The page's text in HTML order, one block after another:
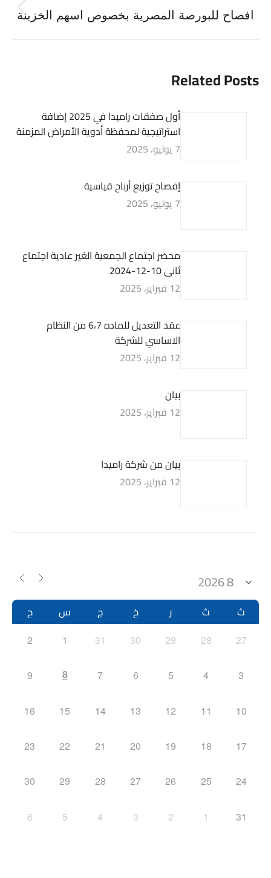
Previous
افصاح للبورصة المصرية بخصوص اسهم الخزينة
Related Posts
أول صفقات راميدا في 2025 إضافة
استراتيجية لمحفظة أدوية الأمراض المزمنة
7 يوليو، 2025
إفصاح توزيع أرباح قياسية
7 يوليو، 2025
محضر اجتماع الجمعية الغير عادية اجتماع
ثانى 10-12-2024
12 فبراير، 2025
عقد التعديل للماده 6،7 من النظام
الاساسي للشركة
12 فبراير، 2025
بيان
12 فبراير، 2025
بيان من شركة راميدا
12 فبراير، 2025
ث ث ر خ ج س ح
27
28
29
30
31
1
2
3
4
5
6
7
8
9
10
11
12
13
14
15
16
17
18
19
20
21
22
23
24
25
26
27
28
29
30
31
1
2
3
4
5
6